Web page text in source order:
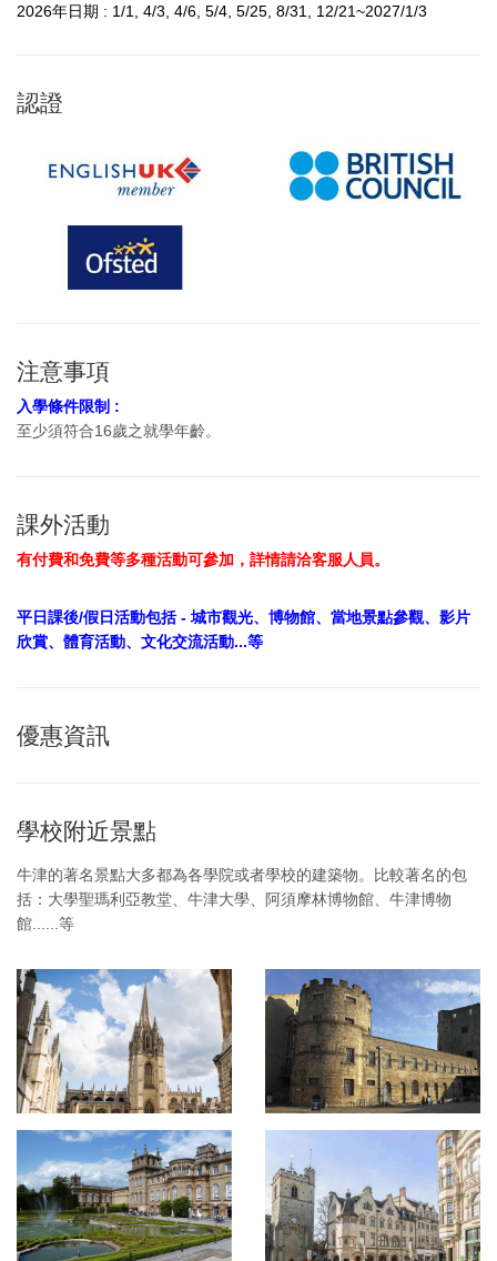
2026年日期 : 1/1, 4/3, 4/6, 5/4, 5/25, 8/31, 12/21~2027/1/3
認證
注意事項
入學條件限制 :
至少須符合16歲之就學年齡。
課外活動
有付費和免費等多種活動可參加，詳情請洽客服人員。
平日課後/假日活動包括 - 城市觀光、博物館、當地景點參觀、影片
欣賞、體育活動、文化交流活動...等
優惠資訊
學校附近景點
牛津的著名景點大多都為各學院或者學校的建築物。比較著名的包
括： 大學聖瑪利亞教堂、 牛津大學、阿須摩林博物館、 牛津博物
館......等